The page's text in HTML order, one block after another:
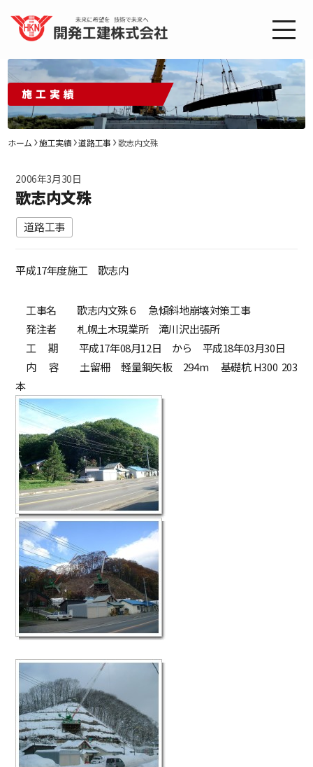
施工実績
ホーム 施工実績 道路工事 歌志内文殊
2006年3月30日
歌志内文殊
道路工事
平成17年度施工 歌志内
工事名 歌志内文殊６ 急傾斜地崩壊対策工事
発注者 札幌土木現業所 滝川沢出張所
工 期 平成17年08月12日 から 平成18年03月30日
内 容 土留柵 軽量鋼矢板 294m 基礎杭 H300 203
本